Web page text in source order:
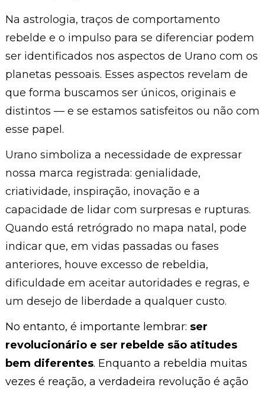
Na astrologia, traços de comportamento
rebelde e o impulso para se diferenciar podem
ser identificados nos aspectos de Urano com os
planetas pessoais. Esses aspectos revelam de
que forma buscamos ser únicos, originais e
distintos — e se estamos satisfeitos ou não com
esse papel.
Urano simboliza a necessidade de expressar
nossa marca registrada: genialidade,
criatividade, inspiração, inovação e a
capacidade de lidar com surpresas e rupturas.
Quando está retrógrado no mapa natal, pode
indicar que, em vidas passadas ou fases
anteriores, houve excesso de rebeldia,
dificuldade em aceitar autoridades e regras, e
um desejo de liberdade a qualquer custo.
No entanto, é importante lembrar: ser
revolucionário e ser rebelde são atitudes
bem diferentes. Enquanto a rebeldia muitas
vezes é reação, a verdadeira revolução é ação